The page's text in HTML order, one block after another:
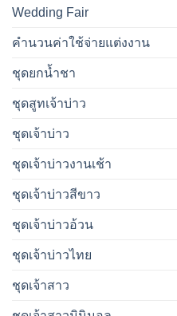
Wedding Fair
คำนวนค่าใช้จ่ายแต่งงาน
ชุดยกน้ำชา
ชุดสูทเจ้าบ่าว
ชุดเจ้าบ่าว
ชุดเจ้าบ่าวงานเช้า
ชุดเจ้าบ่าวสีขาว
ชุดเจ้าบ่าวอ้วน
ชุดเจ้าบ่าวไทย
ชุดเจ้าสาว